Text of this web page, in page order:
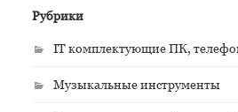
Рубрики
IT комплектующие ПК,
Музыкальные инструменты